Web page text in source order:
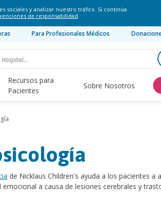
sociales y analizar nuestro tráfico. Si continúa
de responsabilidad.
Para Profesionales Médicos
Recursos para
Pacientes
Sobre Nosotros
de Nicklaus Children's ayuda a los pacientes a
a causa de lesiones cerebrales y